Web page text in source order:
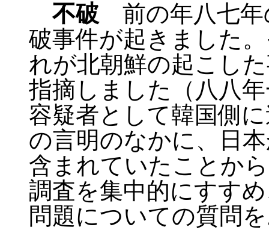
不破 前の年八七年
破事件が起きました
れが北朝鮮の起こし
指摘しました（八八
容疑者として韓国側
の言明のなかに、日
含まれていたことか
調査を集中的にすす
問題についての質問